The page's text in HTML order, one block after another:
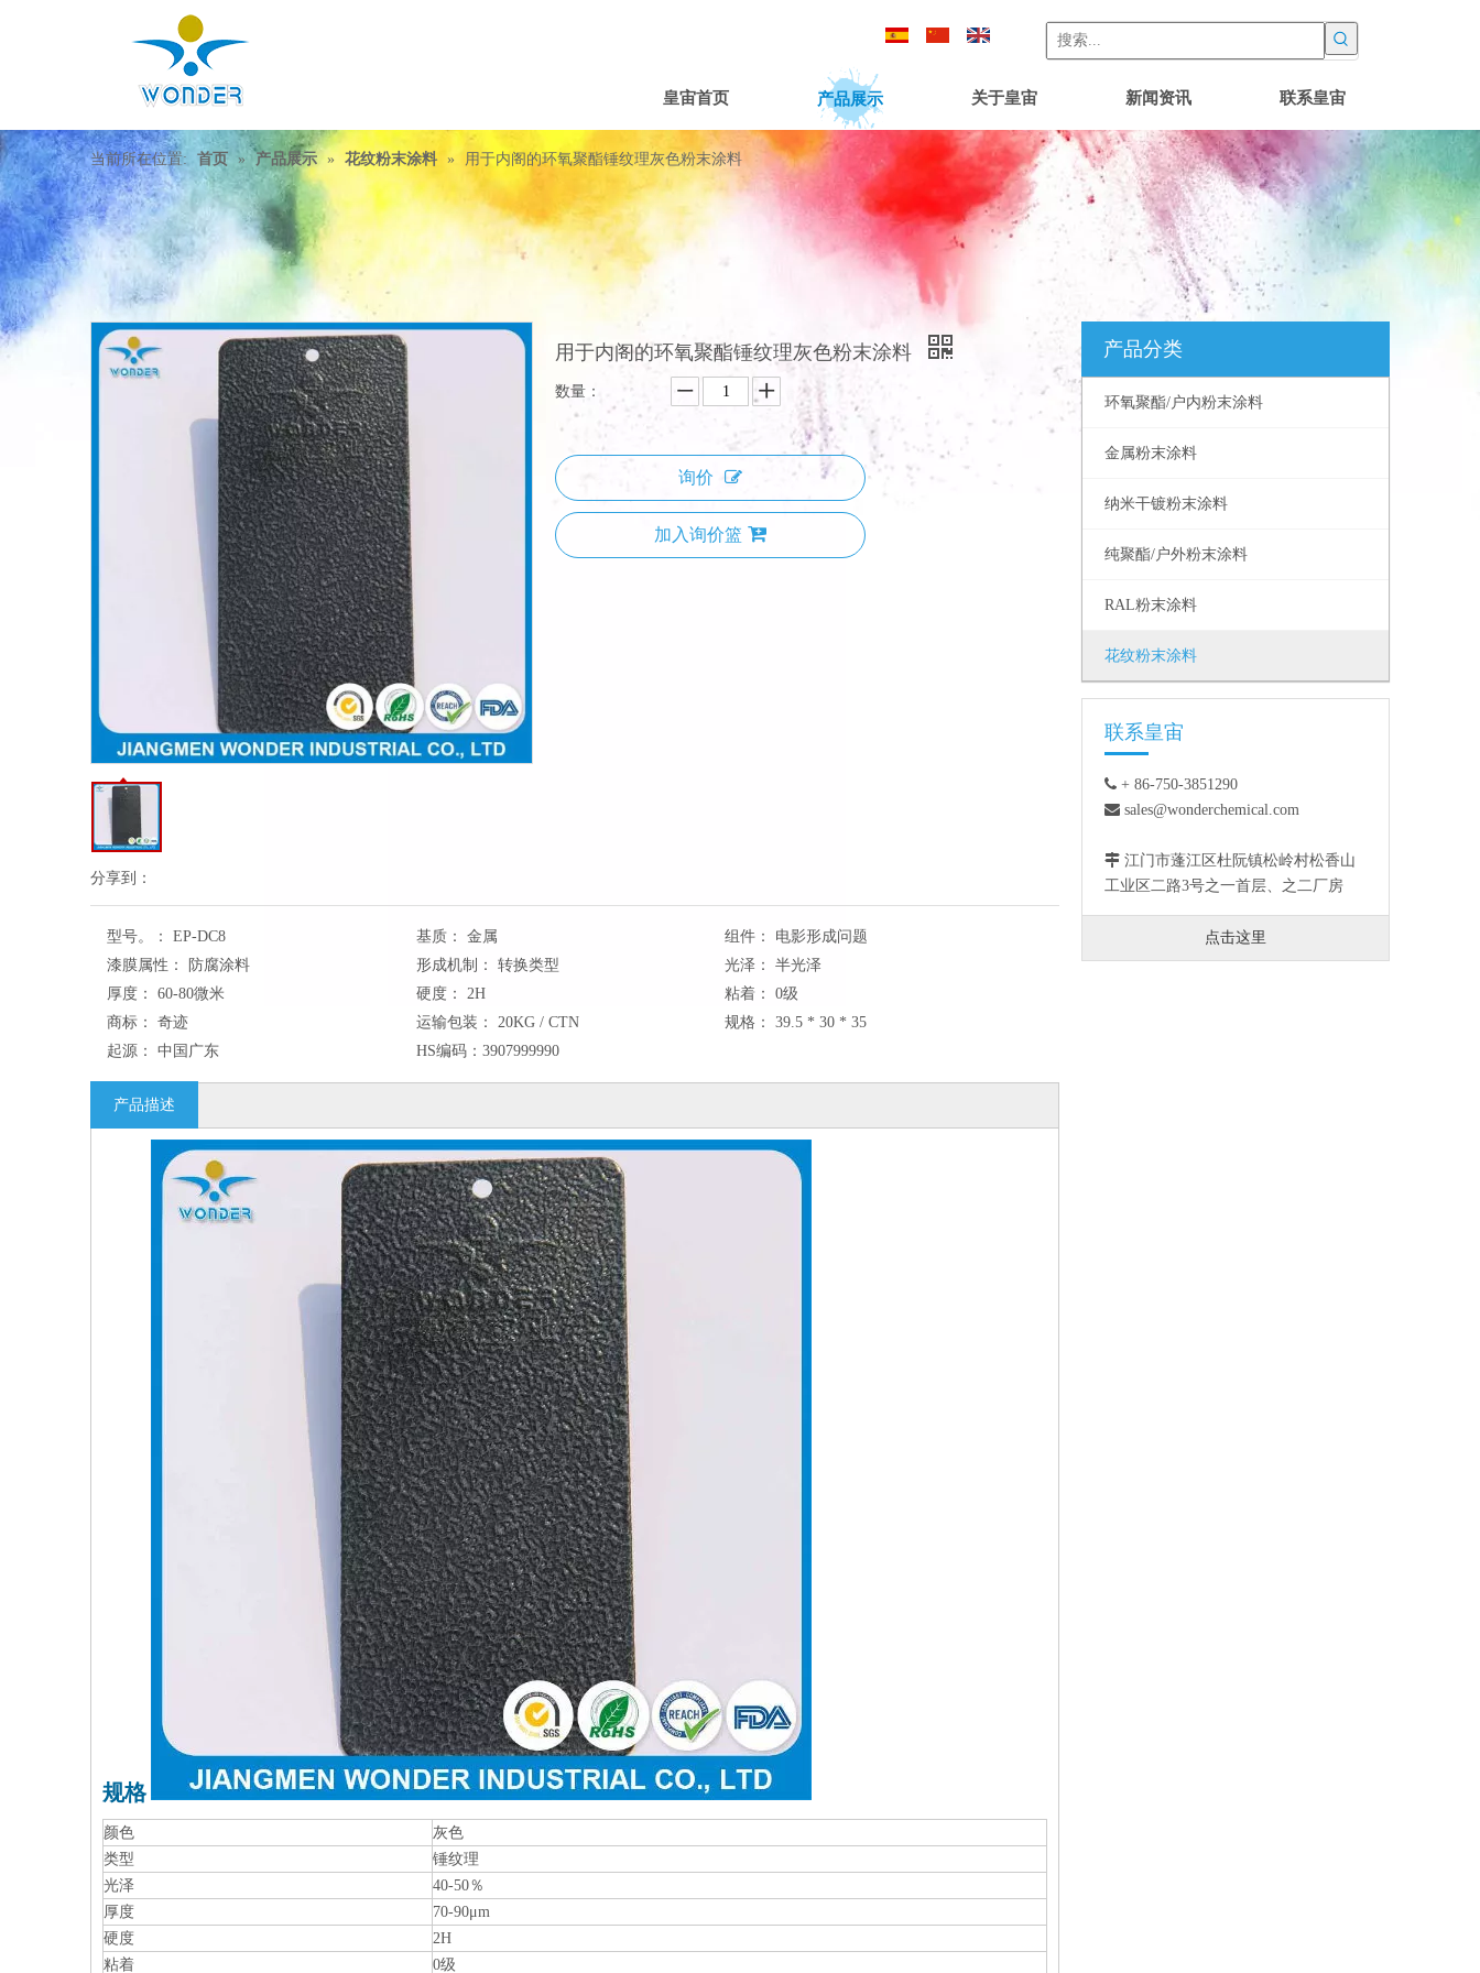
皇宙首页 产品展示 关于皇宙 新闻资讯 联系皇宙
当前所在位置: 首页 » 产品展示 » 花纹粉末涂料 » 用于内阁的环氧聚酯锤纹理灰色粉末涂料
分享到：
用于内阁的环氧聚酯锤纹理灰色粉末涂料
数量：
询价
加入询价篮
型号。： EP-DC8 基质： 金属 组件：
电影形成问题
漆膜属性：
防腐涂料 形成机制： 转换类型 光泽：
半光泽
厚度：
60-80微米 硬度： 2H 粘着：
0级
商标：
奇迹 运输包装： 20KG / CTN 规格：
39.5 * 30 * 35
起源：
中国广东 HS编码： 3907999990
产品描述
规格
颜色
灰色
类型
锤纹理
光泽
40-50％
厚度
70-90μm
硬度
2H
粘着
0级
产品分类
环氧聚酯/户内粉末涂料
金属粉末涂料
纳米干镀粉末涂料
纯聚酯/户外粉末涂料
RAL粉末涂料
花纹粉末涂料
联系皇宙
 + 86-750-3851290
 sales@wonderchemical.com
 江门市蓬江区杜阮镇松岭村松香山
工业区二路3号之一首层、之二厂房
点击这里